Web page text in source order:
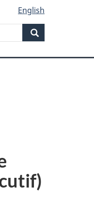
English
Search